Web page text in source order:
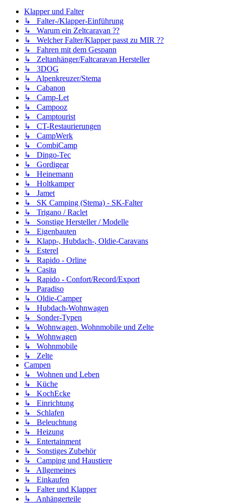
Klapper und Falter
↳ Falter-/Klapper-Einführung
↳ Warum ein Zeltcaravan ??
↳ Welcher Falter/Klapper passt zu MIR ??
↳ Fahren mit dem Gespann
↳ Zeltanhänger/Faltcaravan Hersteller
↳ 3DOG
↳ Alpenkreuzer/Stema
↳ Cabanon
↳ Camp-Let
↳ Campooz
↳ Camptourist
↳ CT-Restaurierungen
↳ CampWerk
↳ CombiCamp
↳ Dingo-Tec
↳ Gordigear
↳ Heinemann
↳ Holtkamper
↳ Jamet
↳ SK Camping (Stema) - SK-Falter
↳ Trigano / Raclet
↳ Sonstige Hersteller / Modelle
↳ Eigenbauten
↳ Klapp-, Hubdach-, Oldie-Caravans
↳ Esterel
↳ Rapido - Orline
↳ Casita
↳ Rapido - Confort/Record/Export
↳ Paradiso
↳ Oldie-Camper
↳ Hubdach-Wohnwagen
↳ Sonder-Typen
↳ Wohnwagen, Wohnmobile und Zelte
↳ Wohnwagen
↳ Wohnmobile
↳ Zelte
Campen
↳ Wohnen und Leben
↳ Küche
↳ KochEcke
↳ Einrichtung
↳ Schlafen
↳ Beleuchtung
↳ Heizung
↳ Entertainment
↳ Sonstiges Zubehör
↳ Camping und Haustiere
↳ Allgemeines
↳ Einkaufen
↳ Falter und Klapper
↳ Anhängerteile